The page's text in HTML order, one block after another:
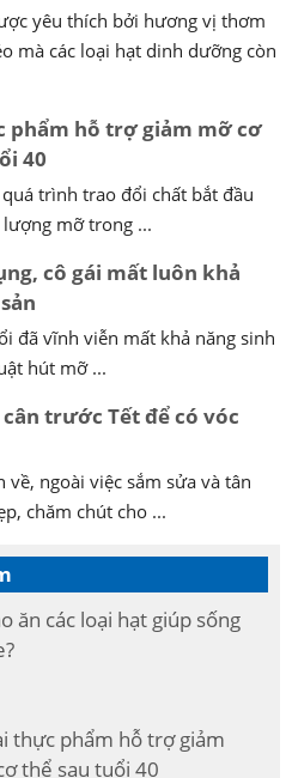
yêu thích bởi hương vị thơm
mà các loại hạt dinh dưỡng còn
phẩm hỗ trợ giảm mỡ cơ
40
trình trao đổi chất bắt đầu
mỡ trong ...
cô gái mất luôn khả
đã vĩnh viễn mất khả năng sinh
hút mỡ ...
trước Tết để có vóc
về, ngoài việc sắm sửa và tân
chăm chút cho ...
ăn các loại hạt giúp sống
thực phẩm hỗ trợ giảm
thể sau tuổi 40